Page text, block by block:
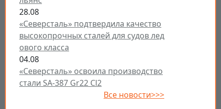
28.08
«Северсталь» подтвердила качество
высокопрочных сталей для судов лед
ового класса
04.08
«Северсталь» освоила производство
стали SA-387 Gr22 Cl2
Все новости>>>